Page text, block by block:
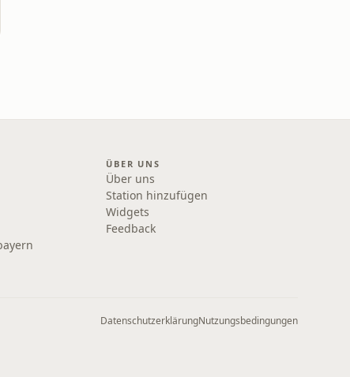
ÜBER UNS
Über uns
Station hinzufügen
Widgets
Feedback
DatenschutzerklärungNutzungsbedingungen